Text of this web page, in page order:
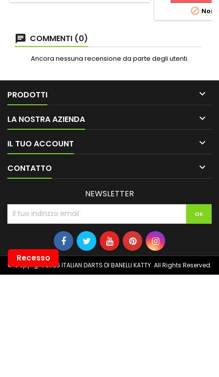
 Non
COMMENTI (0)
Ancora nessuna recensione da parte degli utenti.
PRODOTTI 
LA NOSTRA AZIENDA 
IL TUO ACCOUNT 
CONTATTO 
NEWSLETTER
© Copyright 2026 ITALIAN DARTS DI BANELLI KATTY. All Rights Reserved.
Recesso